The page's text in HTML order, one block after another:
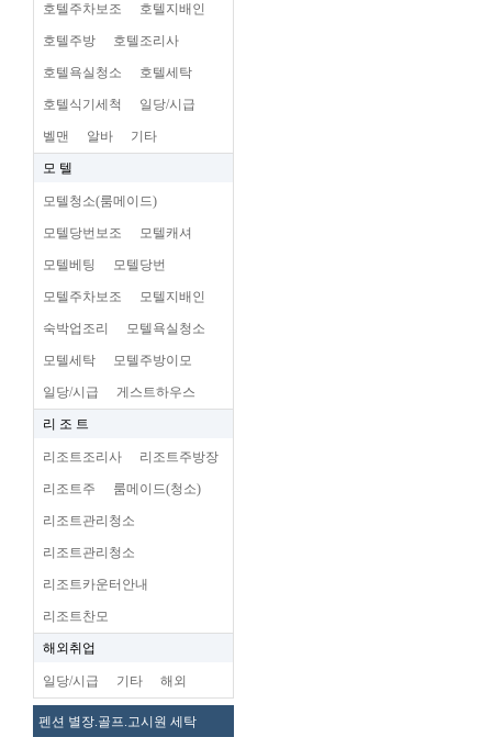
호텔주차보조 호텔지배인
호텔주방 호텔조리사
호텔욕실청소 호텔세탁
호텔식기세척 일당/시급
벨맨 알바 기타
모 텔
모텔청소(룸메이드)
모텔당번보조 모텔캐셔
모텔베팅 모텔당번
모텔주차보조 모텔지배인
숙박업조리 모텔욕실청소
모텔세탁 모텔주방이모
일당/시급 게스트하우스
리 조 트
리조트조리사 리조트주방장
리조트주 룸메이드(청소)
리조트관리청소
리조트관리청소
리조트카운터안내
리조트찬모
해외취업
일당/시급 기타 해외
펜션 별장.골프.고시원 세탁